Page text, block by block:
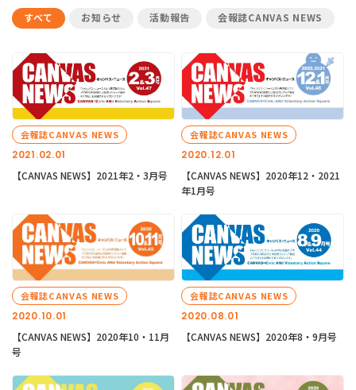
すべて お知らせ 活動報告 会報誌CANVAS NEWS
2021.02.01
会報誌CANVAS NEWS
【CANVAS NEWS】2021年2・3月号
2020.12.01
会報誌CANVAS NEWS
【CANVAS NEWS】2020年12・2021
年1月号
2020.10.01
会報誌CANVAS NEWS
【CANVAS NEWS】2020年10・11月
号
2020.08.01
会報誌CANVAS NEWS
【CANVAS NEWS】2020年8・9月号